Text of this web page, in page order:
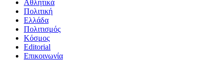
Αθλητικά
Πολιτική
Ελλάδα
Πολιτισμός
Κόσμος
Editorial
Επικοινωνία